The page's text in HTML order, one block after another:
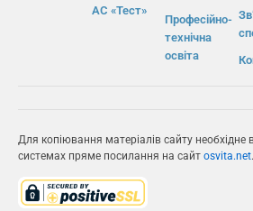
АС «Тест»
Професійно-
технічна
освіта
Для копіювання матеріалів сайту необхідне
системах пряме посилання на сайт osvita.net.